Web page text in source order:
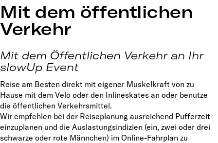
Mit dem öffentlichen
Verkehr
Mit dem Öffentlichen Verkehr an Ihr
slowUp Event
Reise am Besten direkt mit eigener Muskelkraft von zu
Hause mit dem Velo oder den Inlineskates an oder benutze
die öffentlichen Verkehrsmittel.
Wir empfehlen bei der Reiseplanung ausreichend Pufferzeit
einzuplanen und die Auslastungsindizien (ein, zwei oder drei
schwarze oder rote Männchen) im Online-Fahrplan zu